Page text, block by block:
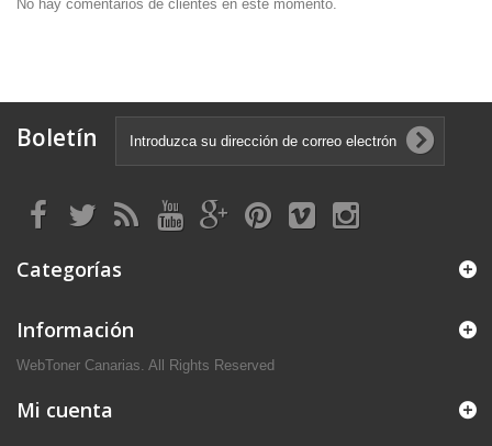
No hay comentarios de clientes en este momento.
Boletín
Categorías
Información
WebToner Canarias. All Rights Reserved
Mi cuenta